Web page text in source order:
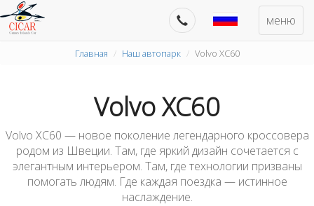
меню
Главная Наш автопарк Volvo XC60
Volvo XC60
Volvo XC60 — новое поколение легендарного кроссовера
родом из Швеции. Там, где яркий дизайн сочетается с
элегантным интерьером. Там, где технологии призваны
помогать людям. Где каждая поездка — истинное
наслаждение.